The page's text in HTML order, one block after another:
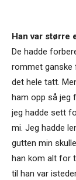
Han var større
De hadde
rommet ganske
det hele tatt.
ham opp så jeg
jeg hadde sett
mi. Jeg hadde
gutten min
han kom alt for
til han var